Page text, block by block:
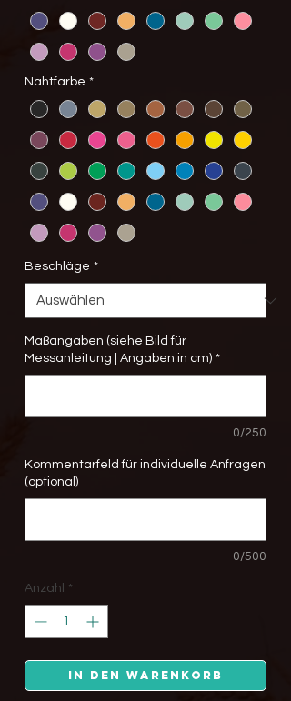
Nahtfarbe *
Beschläge *
Maßangaben (siehe Bild für
Messanleitung | Angaben in cm) *
0/250
Kommentarfeld für individuelle Anfragen
(optional)
0/500
Anzahl *
In den Warenkorb